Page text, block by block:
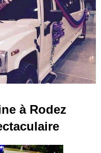
à Rodez